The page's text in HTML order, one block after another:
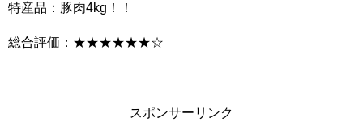
特産品：豚肉4kg！！
総合評価：★★★★★★☆
スポンサーリンク